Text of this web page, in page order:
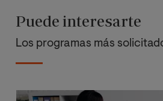
Puede interesarte
Los programas más